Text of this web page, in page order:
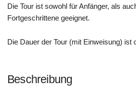
Die Tour ist sowohl für Anfänger, als
Fortgeschrittene geeignet.
Die Dauer der Tour (mit Einweisung) ist
Beschreibung